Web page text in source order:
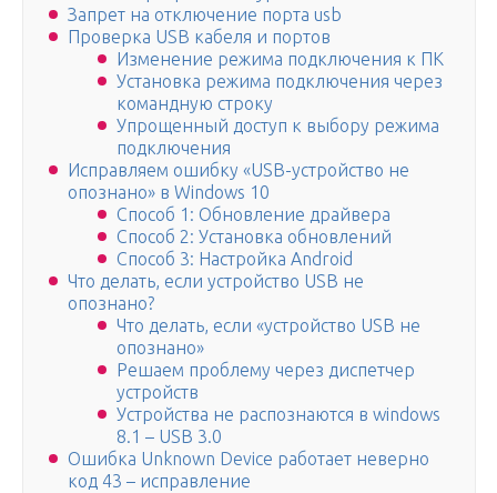
Запрет на отключение порта usb
Проверка USB кабеля и портов
Изменение режима подключения к ПК
Установка режима подключения через
командную строку
Упрощенный доступ к выбору режима
подключения
Исправляем ошибку «USB-устройство не
опознано» в Windows 10
Способ 1: Обновление драйвера
Способ 2: Установка обновлений
Способ 3: Настройка Android
Что делать, если устройство USB не
опознано?
Что делать, если «устройство USB не
опознано»
Решаем проблему через диспетчер
устройств
Устройства не распознаются в windows
8.1 – USB 3.0
Ошибка Unknown Device работает неверно
код 43 – исправление